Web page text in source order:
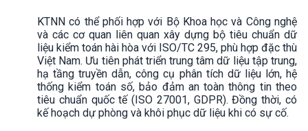
KTNN có thể phối hợp với Bộ Khoa học và Công nghệ
và các cơ quan liên quan xây dựng bộ tiêu chuẩn dữ
liệu kiểm toán hài hòa với ISO/TC 295, phù hợp đặc thù
Việt Nam. Ưu tiên phát triển trung tâm dữ liệu tập trung,
hạ tầng truyền dẫn, công cụ phân tích dữ liệu lớn, hệ
thống kiểm toán số, bảo đảm an toàn thông tin theo
tiêu chuẩn quốc tế (ISO 27001, GDPR). Đồng thời, có
kế hoạch dự phòng và khôi phục dữ liệu khi có sự cố.